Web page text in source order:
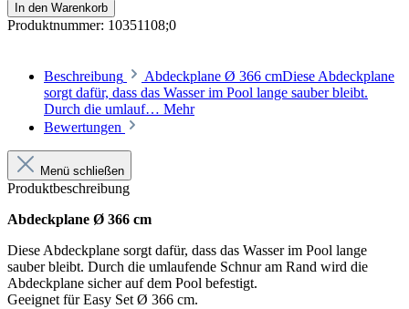
In den Warenkorb
Produktnummer: 10351108;0
Beschreibung
Abdeckplane Ø 366 cmDiese Abdeckplane
sorgt dafür, dass das Wasser im Pool lange sauber bleibt.
Durch die umlauf… Mehr
Bewertungen
Menü schließen
Produktbeschreibung
Abdeckplane Ø 366 cm
Diese Abdeckplane sorgt dafür, dass das Wasser im Pool lange
sauber bleibt. Durch die umlaufende Schnur am Rand wird die
Abdeckplane sicher auf dem Pool befestigt.
Geeignet für Easy Set Ø 366 cm.